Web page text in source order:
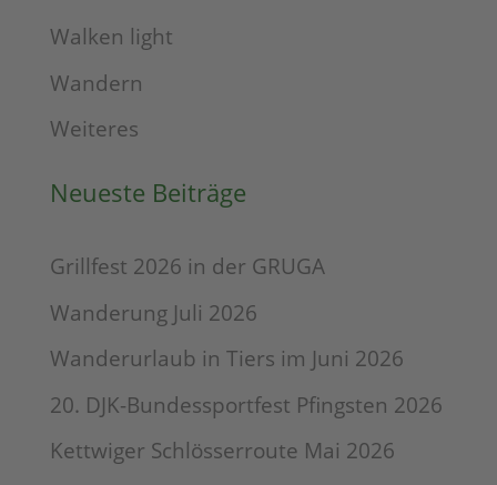
Walken light
Wandern
Weiteres
Neueste Beiträge
Grillfest 2026 in der GRUGA
Wanderung Juli 2026
Wanderurlaub in Tiers im Juni 2026
20. DJK-Bundessportfest Pfingsten 2026
Kettwiger Schlösserroute Mai 2026